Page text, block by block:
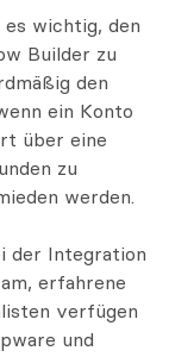
wichtig, den
Builder zu
den
ein Konto
über eine
zu
werden.
der Integration
erfahrene
verfügen
und